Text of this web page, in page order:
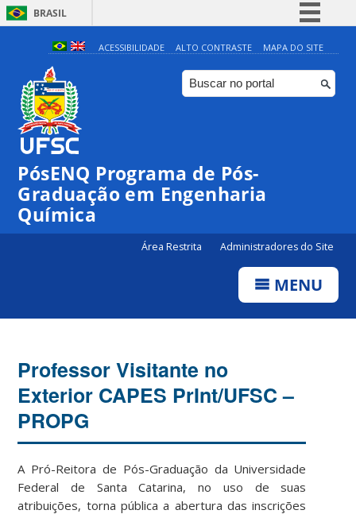
BRASIL
Simplifique!
Comunica BR
Participe
Canais
ACESSIBILIDADE ALTO CONTRASTE MAPA DO SITE
PósENQ Programa de Pós-
Graduação em Engenharia
Química
Área Restrita Administradores do Site
MENU
Professor Visitante no
Exterior CAPES PrInt/UFSC –
PROPG
A Pró-Reitora de Pós-Graduação da Universidade
Federal de Santa Catarina, no uso de suas
atribuições, torna pública a abertura das inscrições